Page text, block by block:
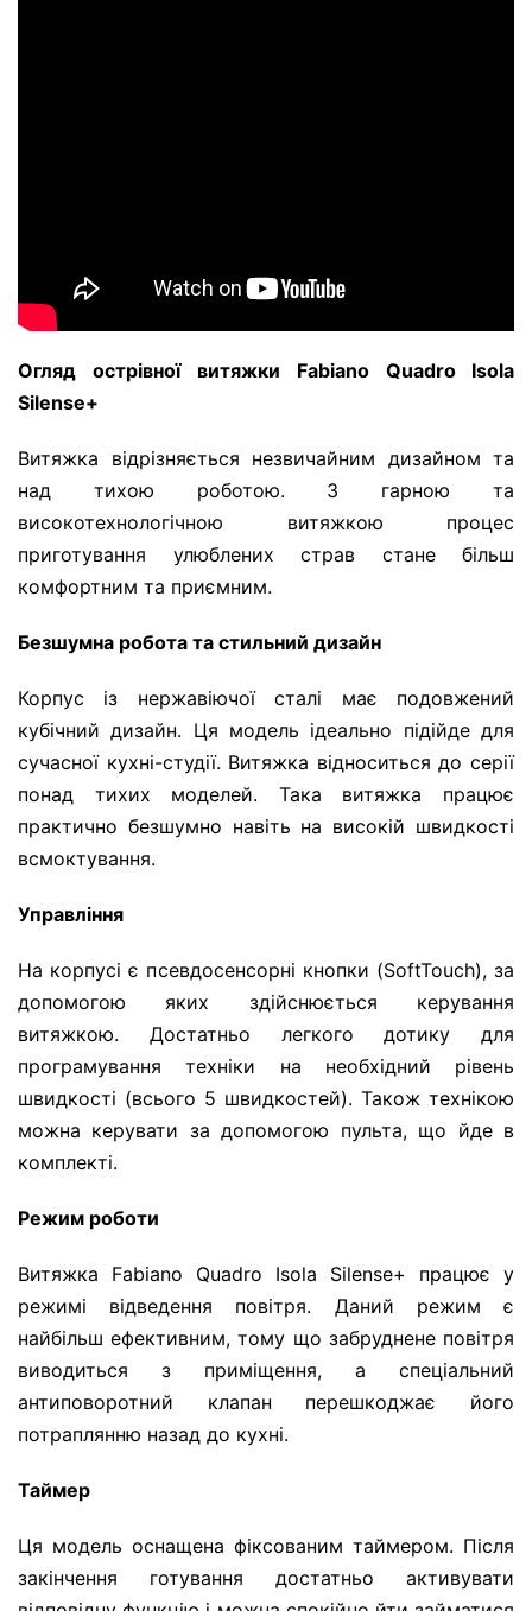
Огляд острівної витяжки
Fabiano Quadro Isola
Silense+
Витяжка відрізняється незвичайним дизайном та
над тихою роботою. З гарною та
високотехнологічною витяжкою процес
приготування улюблених страв стане більш
комфортним та приємним.
Безшумна робота та стильний дизайн
Корпус із нержавіючої сталі має подовжений
кубічний дизайн. Ця модель ідеально підійде для
сучасної кухні-студії. Витяжка відноситься до серії
понад тихих моделей. Така витяжка працює
практично безшумно навіть на високій швидкості
всмоктування.
Управління
На корпусі є псевдосенсорні кнопки (SoftTouch), за
допомогою яких здійснюється керування
витяжкою. Достатньо легкого дотику для
програмування техніки на необхідний рівень
швидкості (всього 5 швидкостей). Також технікою
можна керувати за допомогою пульта, що йде в
комплекті.
Режим роботи
Витяжка Fabiano Quadro Isola Silense+ працює у
режимі відведення повітря. Даний режим є
найбільш ефективним, тому що забруднене повітря
виводиться з приміщення, а спеціальний
антиповоротний клапан перешкоджає його
потраплянню назад до кухні.
Таймер
Ця модель оснащена фіксованим таймером. Після
закінчення готування достатньо активувати